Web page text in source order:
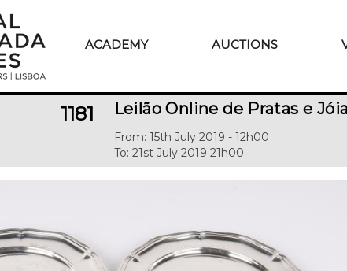
ACADEMY AUCTIONS
1181 Leilão Online de Pratas e
From: 15th July 2019 - 12h00
To: 21st July 2019 21h00